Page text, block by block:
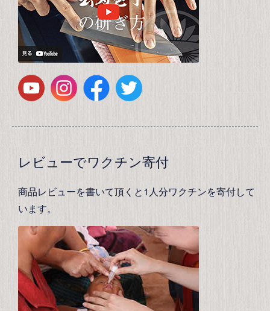
レビューでワクチン寄付
商品レビューを書いて頂くと1人分ワクチンを寄付して
います。